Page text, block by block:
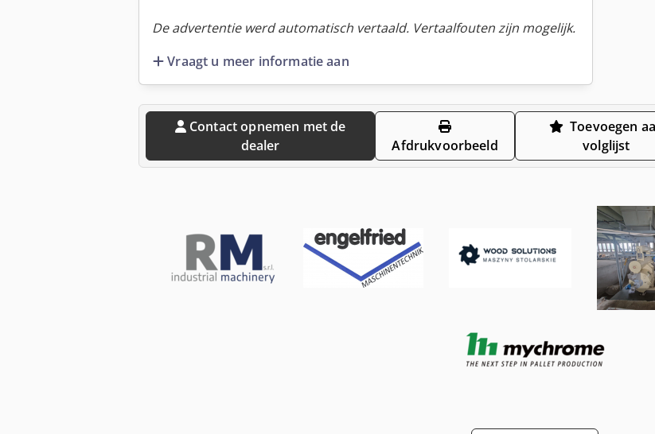
De advertentie werd automatisch vertaald. Vertaalfouten zijn mogelijk.
Vraagt u meer informatie aan
Contact opnemen met de
dealer
Afdrukvoorbeeld
Toevoegen
volglijst